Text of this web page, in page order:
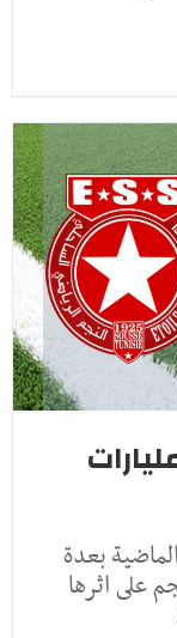
النجم الساحلي ...6 مليارات
بعدة
على اثرها